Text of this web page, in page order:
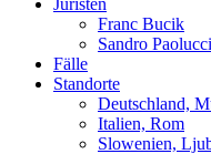
Juristen
Franc Bucik
Sandro Paolucci
Fälle
Standorte
Deutschland,
Italien, Rom
Slowenien,